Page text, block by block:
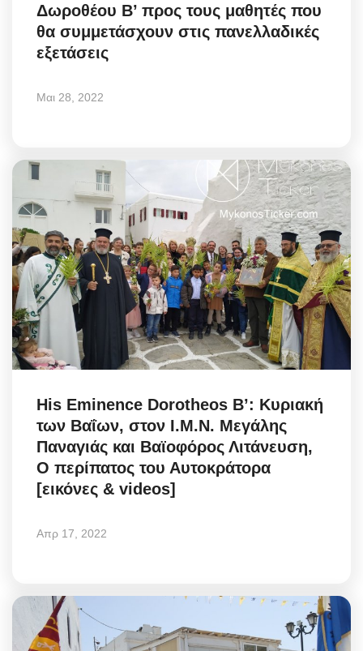
Δωροθέου Β’ προς τους μαθητές που
θα συμμετάσχουν στις πανελλαδικές
εξετάσεις
Μαι 28, 2022
His Eminence Dorotheos B’: Κυριακή
των Βαΐων, στον Ι.Μ.Ν. Μεγάλης
Παναγιάς και Βαϊοφόρος Λιτάνευση,
Ο περίπατος του Αυτοκράτορα
[εικόνες & videos]
Απρ 17, 2022